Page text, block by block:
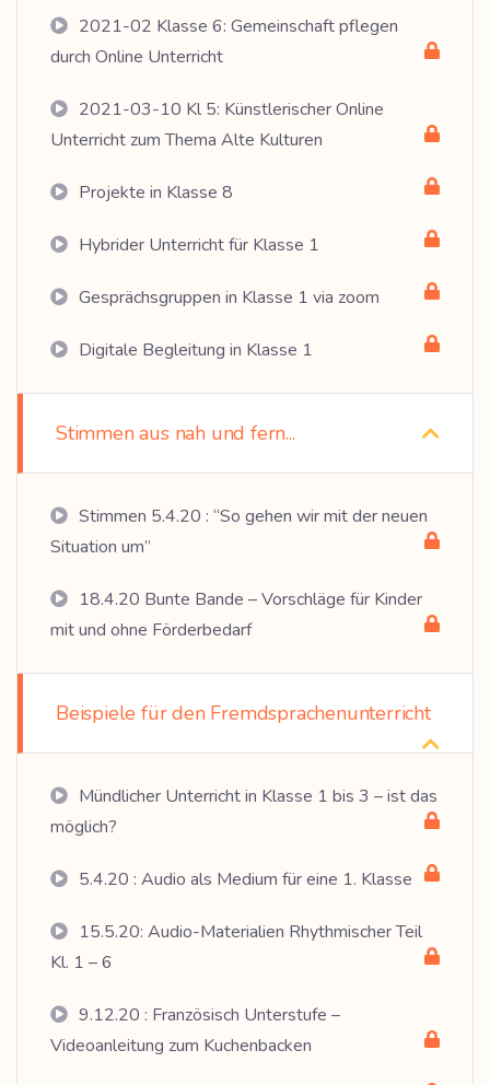
2021-02 Klasse 6: Gemeinschaft pflegen
durch Online Unterricht
2021-03-10 Kl 5: Künstlerischer Online
Unterricht zum Thema Alte Kulturen
Projekte in Klasse 8
Hybrider Unterricht für Klasse 1
Gesprächsgruppen in Klasse 1 via zoom
Digitale Begleitung in Klasse 1
Stimmen aus nah und fern...
Stimmen 5.4.20 : “So gehen wir mit der neuen
Situation um”
18.4.20 Bunte Bande – Vorschläge für Kinder
mit und ohne Förderbedarf
Beispiele für den Fremdsprachenunterricht
Mündlicher Unterricht in Klasse 1 bis 3 – ist das
möglich?
5.4.20 : Audio als Medium für eine 1. Klasse
15.5.20: Audio-Materialien Rhythmischer Teil
Kl. 1 – 6
9.12.20 : Französisch Unterstufe –
Videoanleitung zum Kuchenbacken